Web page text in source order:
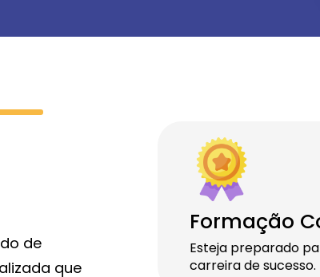
de
que
Formação
Esteja preparado
carreira de sucesso.